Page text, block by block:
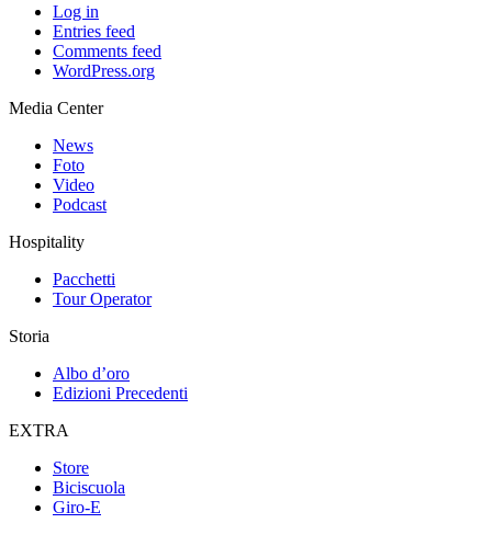
Log in
Entries feed
Comments feed
WordPress.org
Media Center
News
Foto
Video
Podcast
Hospitality
Pacchetti
Tour Operator
Storia
Albo d’oro
Edizioni Precedenti
EXTRA
Store
Biciscuola
Giro-E